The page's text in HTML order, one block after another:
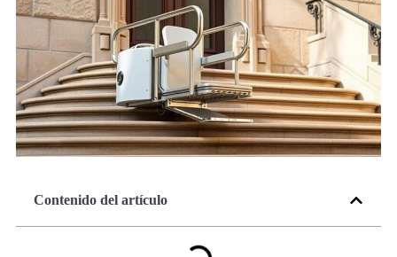
Contenido del artículo